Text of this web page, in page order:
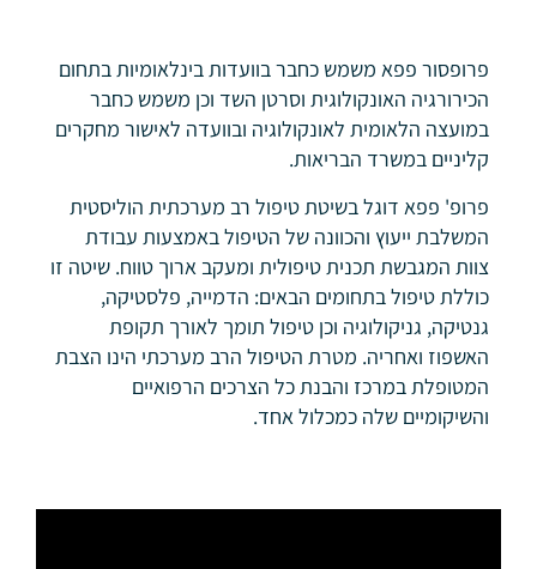
פרופסור פפא משמש כחבר בוועדות בינלאומיות בתחום
הכירורגיה האונקולוגית וסרטן השד וכן משמש כחבר
במועצה הלאומית לאונקולוגיה ובוועדה לאישור מחקרים
קליניים במשרד הבריאות.
פרופ' פפא דוגל בשיטת טיפול רב מערכתית הוליסטית
המשלבת ייעוץ והכוונה של הטיפול באמצעות עבודת
צוות המגבשת תכנית טיפולית ומעקב ארוך טווח. שיטה זו
כוללת טיפול בתחומים הבאים: הדמייה, פלסטיקה,
גנטיקה, גניקולוגיה וכן טיפול תומך לאורך תקופת
האשפוז ואחריה. מטרת הטיפול הרב מערכתי הינו הצבת
המטופלת במרכז והבנת כל הצרכים הרפואיים
והשיקומיים שלה כמכלול אחד.